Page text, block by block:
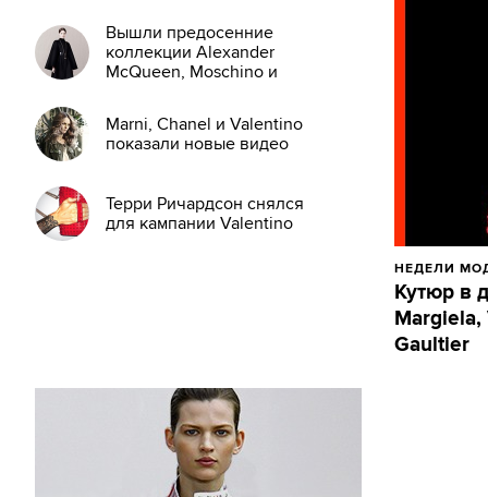
Вышли предосенние
коллекции Alexander
McQueen, Moschino и
Marni, Chanel и Valentino
показали новые видео
Терри Ричардсон снялся
для кампании Valentino
НЕДЕЛИ
Кутюр в
Margiela,
Gaultier